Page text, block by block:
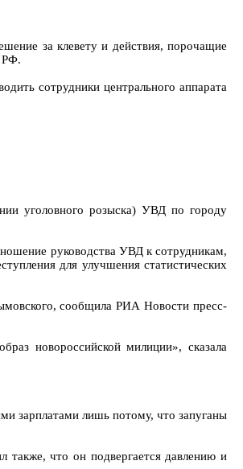
за клевету и действия, порочащие
РФ.
сотрудники центрального аппарата
уголовного розыска) УВД по городу
руководства УВД к сотрудникам,
для улучшения статистических
сообщила РИА Новости пресс-
новороссийской милиции», сказала
зарплатами лишь потому, что запуганы
также, что он подвергается давлению и